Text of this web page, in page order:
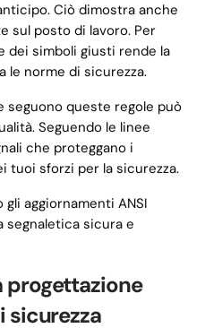
Ciò dimostra anche
sul posto di lavoro. Per
dei simboli giusti rende la
le norme di sicurezza.
seguono queste regole può
Seguendo le linee
che proteggano i
tuoi sforzi per la sicurezza.
aggiornamenti ANSI
segnaletica sicura e
progettazione
sicurezza